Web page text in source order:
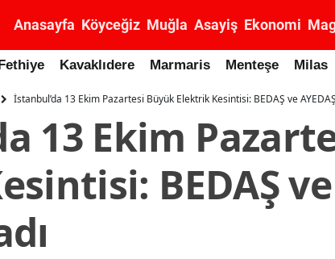
Anasayfa Köyceğiz Muğla Asayiş Ekonomi
Kavaklıdere Marmaris Menteşe Milas
İstanbul’da 13 Ekim Pazartesi Büyük Elektrik Kesintisi: BEDAŞ ve
13 Ekim
BEDAŞ ve